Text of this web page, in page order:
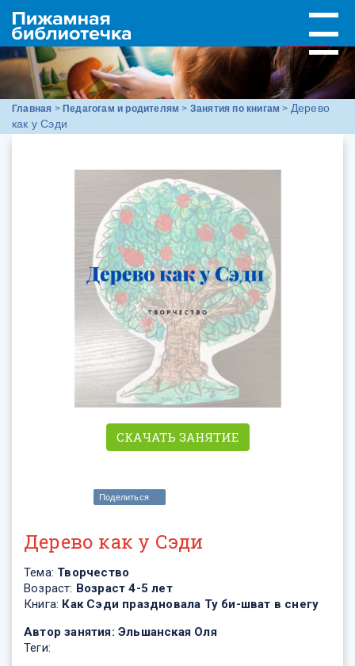
Главная > Педагогам и родителям > Занятия по книгам > Дерево
как у Сэди
СКАЧАТЬ ЗАНЯТИЕ
Поделиться
Дерево как у Сэди
Тема: Творчество
Возраст: Возраст 4-5 лет
Книга: Как Сэди праздновала Ту би-шват в снегу
Автор занятия:Эльшанская Оля
Теги: